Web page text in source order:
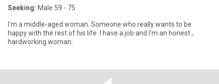
Seeking: Male 59 - 75
I'm a middle-aged woman. Someone who really wants to be
happy with the rest of his life. I have a job and I'm an honest ,
hardworking woman.